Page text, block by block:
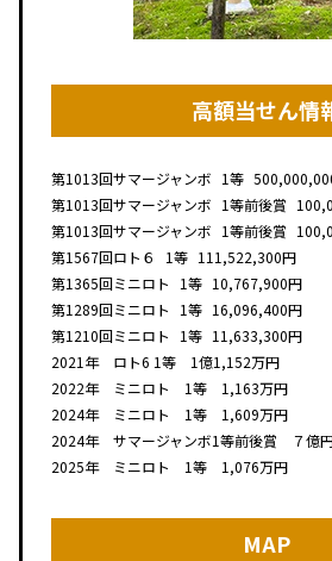
高額当せん情
第1013回サマージャンボ 1等
第1013回サマージャンボ 1等前後賞
第1013回サマージャンボ 1等前後賞
第1567回ロト６ 1等 111,522,300円
第1365回ミニロト 1等 10,767,900円
第1289回ミニロト 1等 16,096,400円
第1210回ミニロト 1等 11,633,300円
2021年 ロト6 1等 1億1,152万円
2022年 ミニロト 1等 1,163万円
2024年 ミニロト 1等 1,609万円
2024年 サマージャンボ1等前後賞 ７億
2025年 ミニロト 1等 1,076万円
MAP